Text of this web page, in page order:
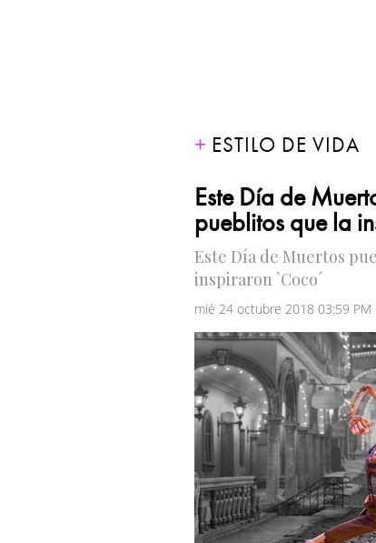
ESTILO DE VIDA
Este Día de
pueblitos que la
Este Día de Muertos
inspiraron `Coco´
mié 24 octubre 2018 03:59 PM